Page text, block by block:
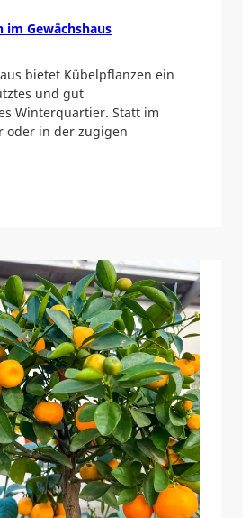
im Gewächshaus
bietet Kübelpflanzen ein
und gut
Winterquartier. Statt im
oder in der zugigen